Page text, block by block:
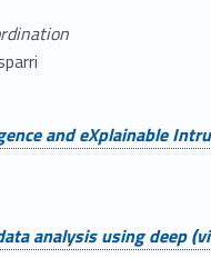
and eXplainable
analysis using deep